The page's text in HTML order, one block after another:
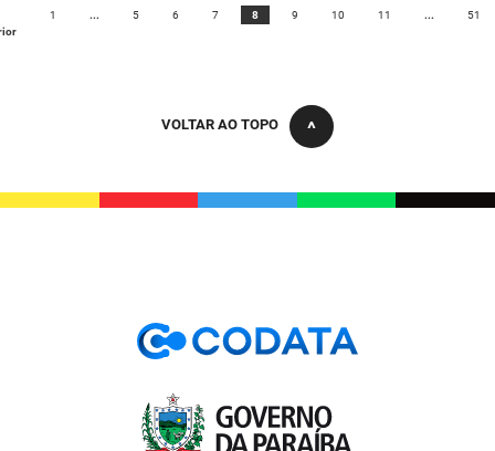
Rádio Tabajara
1 ... 5 6 7 8 9 10 11 ... 51
VOLTAR AO TOPO